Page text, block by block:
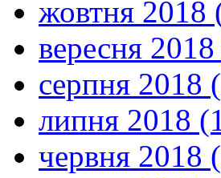
жовтня 2018
вересня
серпня 2018
липня 2018
червня 2018